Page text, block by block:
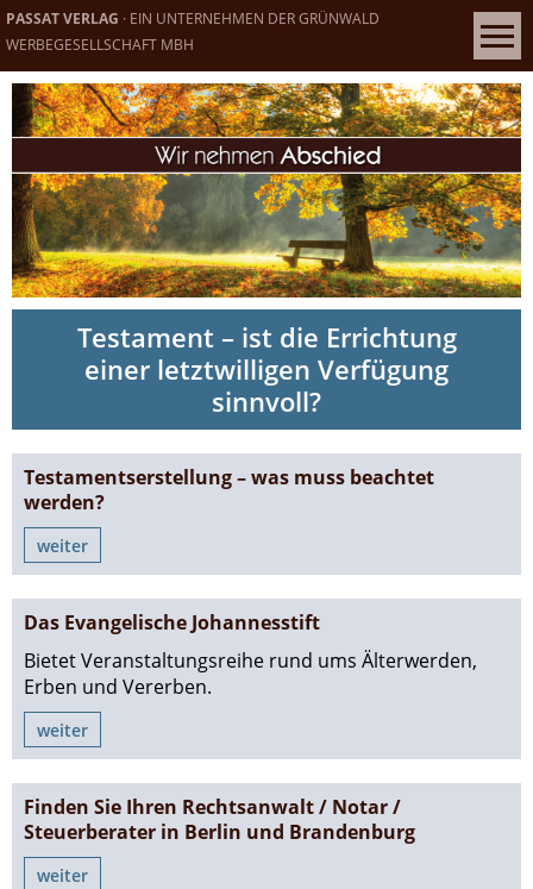
PASSAT VERLAG · EIN UNTERNEHMEN DER GRÜNWALD
WERBEGESELLSCHAFT MBH
Testament – ist die Errichtung
einer letztwilligen Verfügung
sinnvoll?
Testamentserstellung – was muss beachtet
werden?
weiter
Das Evangelische Johannesstift
Bietet Veranstaltungsreihe rund ums Älterwerden,
Erben und Vererben.
weiter
Finden Sie Ihren Rechtsanwalt / Notar /
Steuerberater in Berlin und Brandenburg
weiter